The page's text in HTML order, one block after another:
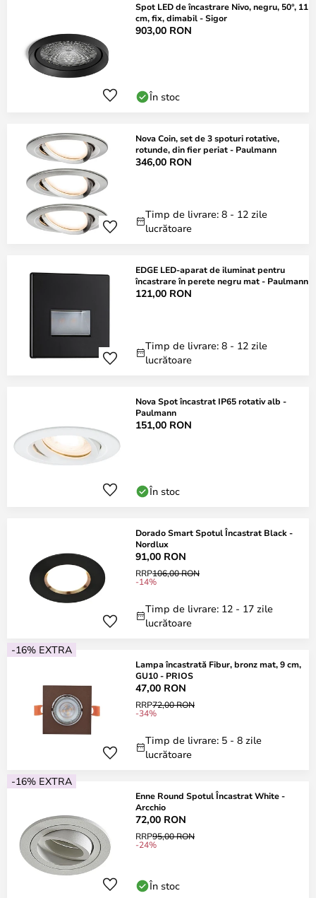
Spot LED de încastrare Nivo, negru, 50°, 11
cm, fix, dimabil - Sigor
903,00 RON
În stoc
Nova Coin, set de 3 spoturi rotative,
rotunde, din fier periat - Paulmann
346,00 RON
Timp de livrare: 8 - 12 zile
lucrătoare
EDGE LED-aparat de iluminat pentru
încastrare în perete negru mat - Paulmann
121,00 RON
Timp de livrare: 8 - 12 zile
lucrătoare
Nova Spot încastrat IP65 rotativ alb -
Paulmann
151,00 RON
În stoc
Dorado Smart Spotul Încastrat Black -
Nordlux
91,00 RON
RRP106,00 RON
-14%
Timp de livrare: 12 - 17 zile
lucrătoare
-16% EXTRA
Lampa încastrată Fibur, bronz mat, 9 cm,
GU10 - PRIOS
47,00 RON
RRP72,00 RON
-34%
Timp de livrare: 5 - 8 zile
lucrătoare
-16% EXTRA
Enne Round Spotul Încastrat White -
Arcchio
72,00 RON
RRP95,00 RON
-24%
În stoc